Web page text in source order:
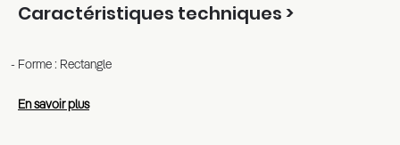
Caractéristiques techniques >
Forme : Rectangle
En savoir plus